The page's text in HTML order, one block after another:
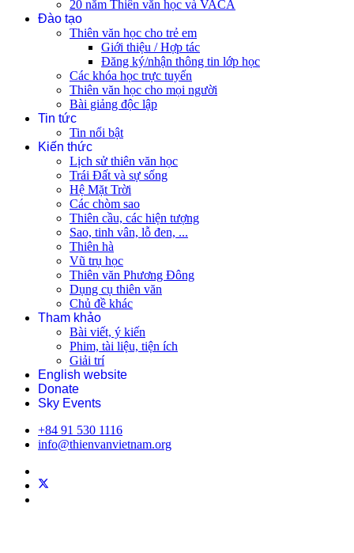
20 năm Thiên văn học và VACA
Đào tạo
Thiên văn học cho trẻ em
Giới thiệu / Hợp tác
Đăng ký/nhận thông tin lớp học
Các khóa học trực tuyến
Thiên văn học cho mọi người
Bài giảng độc lập
Tin tức
Tin nổi bật
Kiến thức
Lịch sử thiên văn học
Trái Đất và sự sống
Hệ Mặt Trời
Các chòm sao
Thiên cầu, các hiện tượng
Sao, tinh vân, lỗ đen, ...
Thiên hà
Vũ trụ học
Thiên văn Phương Đông
Dụng cụ thiên văn
Chủ đề khác
Tham khảo
Bài viết, ý kiến
Phim, tài liệu, tiện ích
Giải trí
English website
Donate
Sky Events
+84 91 530 1116
info@thienvanvietnam.org